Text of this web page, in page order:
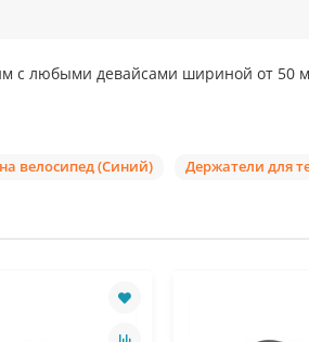
с любыми девайсами шириной от 50
велосипед (Синий) Держатели для